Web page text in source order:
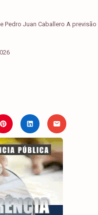
Pedro Juan Caballero A previsão